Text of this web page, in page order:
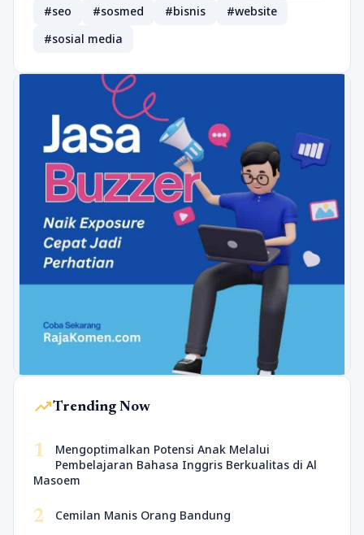
#seo
#sosmed #bisnis
#website
#sosial media
trending_upTrending Now
1
Mengoptimalkan Potensi Anak Melalui
Pembelajaran Bahasa Inggris Berkualitas di Al
Masoem
2 Cemilan Manis Orang Bandung